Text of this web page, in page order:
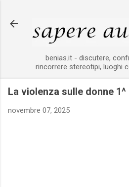
benias.it - discutere,
rincorrere stereotipi, luoghi
La violenza sulle donne 1^
novembre 07, 2025